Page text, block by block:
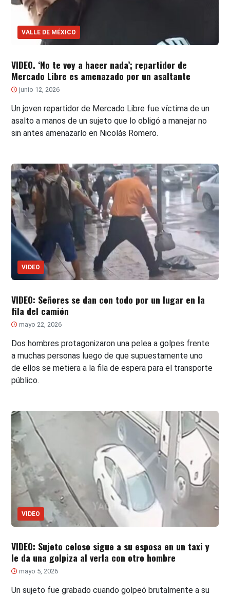
VALLE DE MÉXICO
VIDEO. ‘No te voy a hacer nada’; repartidor de
Mercado Libre es amenazado por un asaltante
junio 12, 2026
Un joven repartidor de Mercado Libre fue víctima de un
asalto a manos de un sujeto que lo obligó a manejar no
sin antes amenazarlo en Nicolás Romero.
VIDEO
VIDEO: Señores se dan con todo por un lugar en la
fila del camión
mayo 22, 2026
Dos hombres protagonizaron una pelea a golpes frente
a muchas personas luego de que supuestamente uno
de ellos se metiera a la fila de espera para el transporte
público.
VIDEO
VIDEO: Sujeto celoso sigue a su esposa en un taxi y
le da una golpiza al verla con otro hombre
mayo 5, 2026
Un sujeto fue grabado cuando golpeó brutalmente a su